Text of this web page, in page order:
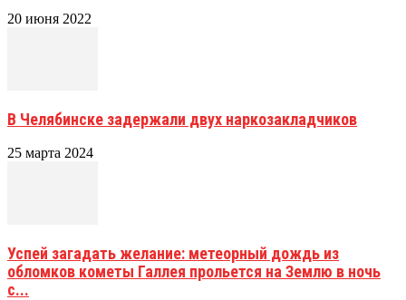
20 июня 2022
В Челябинске задержали двух наркозакладчиков
25 марта 2024
Успей загадать желание: метеорный дождь из
обломков кометы Галлея прольется на Землю в ночь
с...